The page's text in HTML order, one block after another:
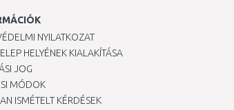
NYILATKOZAT
HELYÉNEK KIALAKÍTÁSA
JOG
MÓDOK
ISMÉTELT KÉRDÉSEK